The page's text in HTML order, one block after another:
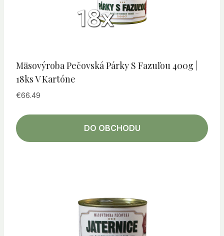
Mäsovýroba Pečovská Párky S Fazuľou 400g |
18ks V Kartóne
€66.49
DO OBCHODU